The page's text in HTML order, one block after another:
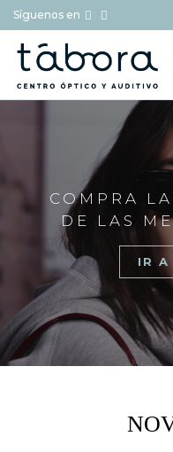
Síguenos en
COMPRA
DE LAS
IR A